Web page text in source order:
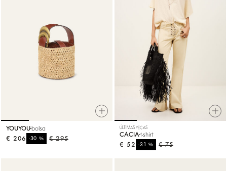
YOUYOU bolsa
€ 295
-30%
€ 206
ÚLTIMAS PEÇAS
CACIA t-shirt
€ 75
-31%
€ 52